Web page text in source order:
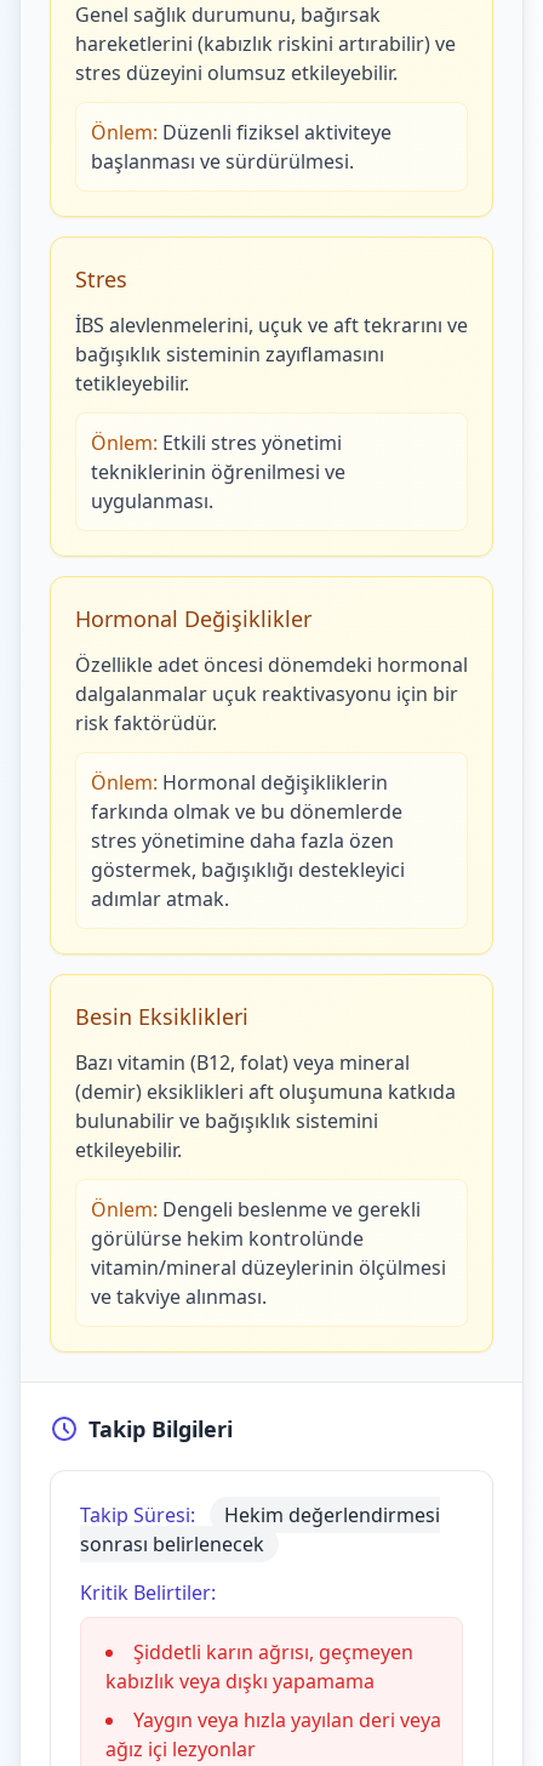
Genel sağlık durumunu, bağırsak
hareketlerini (kabızlık riskini artırabilir) ve
stres düzeyini olumsuz etkileyebilir.
Önlem: Düzenli fiziksel aktiviteye
başlanması ve sürdürülmesi.
Stres
İBS alevlenmelerini, uçuk ve aft tekrarını ve
bağışıklık sisteminin zayıflamasını
tetikleyebilir.
Önlem: Etkili stres yönetimi
tekniklerinin öğrenilmesi ve
uygulanması.
Hormonal Değişiklikler
Özellikle adet öncesi dönemdeki hormonal
dalgalanmalar uçuk reaktivasyonu için bir
risk faktörüdür.
Önlem: Hormonal değişikliklerin
farkında olmak ve bu dönemlerde
stres yönetimine daha fazla özen
göstermek, bağışıklığı destekleyici
adımlar atmak.
Besin Eksiklikleri
Bazı vitamin (B12, folat) veya mineral
(demir) eksiklikleri aft oluşumuna katkıda
bulunabilir ve bağışıklık sistemini
etkileyebilir.
Önlem: Dengeli beslenme ve gerekli
görülürse hekim kontrolünde
vitamin/mineral düzeylerinin ölçülmesi
ve takviye alınması.
Takip Bilgileri
Takip Süresi:
Hekim değerlendirmesi
sonrası belirlenecek
Kritik Belirtiler:
Şiddetli karın ağrısı, geçmeyen
kabızlık veya dışkı yapamama
Yaygın veya hızla yayılan deri veya
ağız içi lezyonlar